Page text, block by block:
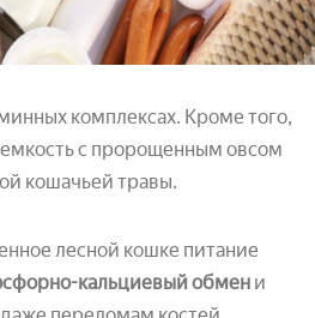
комплексах. Кроме того,
с пророщенным овсом
кошачьей травы.
лесной кошке питание
кальциевый обмен и